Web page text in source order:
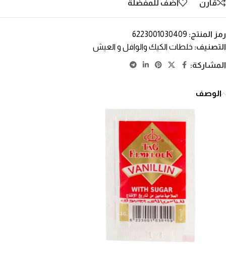
قارن أضف للمفضلة
رمز المنتج: 6223001030409
التصنيف: خلطات الكيك والوافل و العيش
المشاركة:
الوصف